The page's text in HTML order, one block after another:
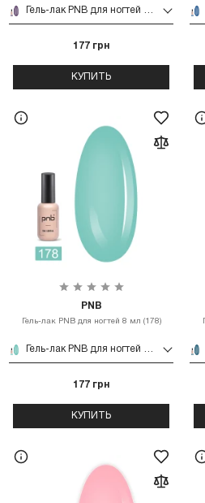
Гель-лак PNB для ногтей 8 мл (175)
177 грн
КУПИТЬ
PNB
Гель-лак PNB для ногтей 8 мл (178)
Гель-лак PNB для ногтей 8 мл (178)
177 грн
КУПИТЬ